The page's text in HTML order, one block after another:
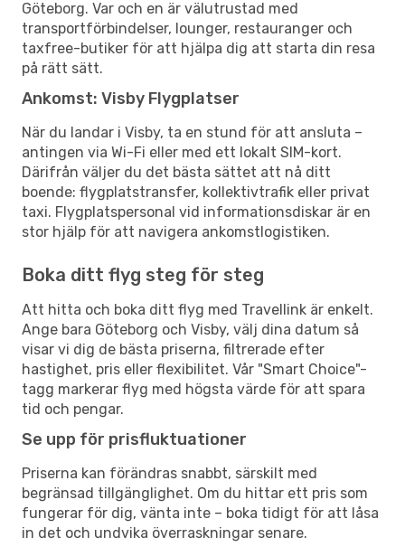
Göteborg. Var och en är välutrustad med
transportförbindelser, lounger, restauranger och
taxfree-butiker för att hjälpa dig att starta din resa
på rätt sätt.
Ankomst: Visby Flygplatser
När du landar i Visby, ta en stund för att ansluta –
antingen via Wi-Fi eller med ett lokalt SIM-kort.
Därifrån väljer du det bästa sättet att nå ditt
boende: flygplatstransfer, kollektivtrafik eller privat
taxi. Flygplatspersonal vid informationsdiskar är en
stor hjälp för att navigera ankomstlogistiken.
Boka ditt flyg steg för steg
Att hitta och boka ditt flyg med Travellink är enkelt.
Ange bara Göteborg och Visby, välj dina datum så
visar vi dig de bästa priserna, filtrerade efter
hastighet, pris eller flexibilitet. Vår "Smart Choice"-
tagg markerar flyg med högsta värde för att spara
tid och pengar.
Se upp för prisfluktuationer
Priserna kan förändras snabbt, särskilt med
begränsad tillgänglighet. Om du hittar ett pris som
fungerar för dig, vänta inte – boka tidigt för att låsa
in det och undvika överraskningar senare.